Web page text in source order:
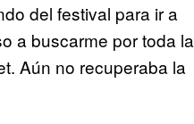
del festival para ir a
a buscarme por toda la
Aún no recuperaba la